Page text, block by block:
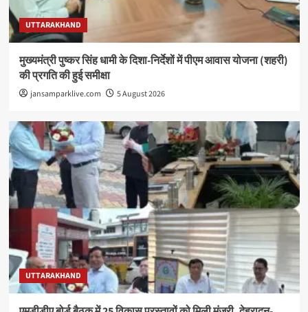
UTTARAKHAND
मुख्यमंत्री पुष्कर सिंह धामी के दिशा-निर्देशों में पीएम आवास योजना (शहरी)
की प्रगति की हुई समीक्षा
jansamparklive.com 5 August 2026
UTTARAKHAND